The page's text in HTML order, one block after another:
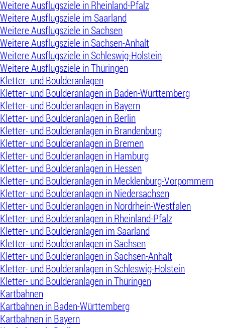
Weitere Ausflugsziele in Rheinland-Pfalz
Weitere Ausflugsziele im Saarland
Weitere Ausflugsziele in Sachsen
Weitere Ausflugsziele in Sachsen-Anhalt
Weitere Ausflugsziele in Schleswig-Holstein
Weitere Ausflugsziele in Thüringen
Kletter- und Boulderanlagen
Kletter- und Boulderanlagen in Baden-Württemberg
Kletter- und Boulderanlagen in Bayern
Kletter- und Boulderanlagen in Berlin
Kletter- und Boulderanlagen in Brandenburg
Kletter- und Boulderanlagen in Bremen
Kletter- und Boulderanlagen in Hamburg
Kletter- und Boulderanlagen in Hessen
Kletter- und Boulderanlagen in Mecklenburg-Vorpommern
Kletter- und Boulderanlagen in Niedersachsen
Kletter- und Boulderanlagen in Nordrhein-Westfalen
Kletter- und Boulderanlagen in Rheinland-Pfalz
Kletter- und Boulderanlagen im Saarland
Kletter- und Boulderanlagen in Sachsen
Kletter- und Boulderanlagen in Sachsen-Anhalt
Kletter- und Boulderanlagen in Schleswig-Holstein
Kletter- und Boulderanlagen in Thüringen
Kartbahnen
Kartbahnen in Baden-Württemberg
Kartbahnen in Bayern